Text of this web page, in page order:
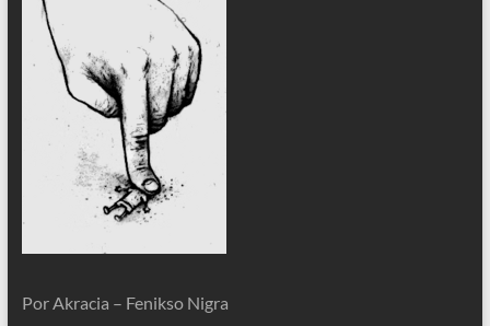
Por Akracia – Fenikso Nigra